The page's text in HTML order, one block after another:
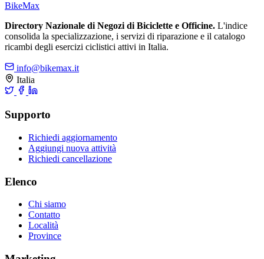
BikeMax
Directory Nazionale di Negozi di Biciclette e Officine. L'indice
consolida la specializzazione, i servizi di riparazione e il catalogo
ricambi degli esercizi ciclistici attivi in Italia.
info@bikemax.it
Italia
Supporto
Richiedi aggiornamento
Aggiungi nuova attività
Richiedi cancellazione
Elenco
Chi siamo
Contatto
Località
Province